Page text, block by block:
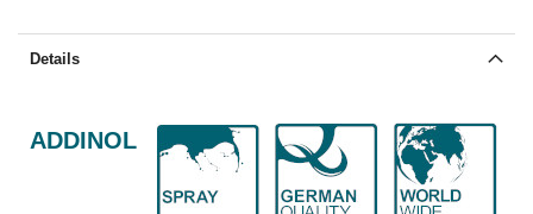
Details
ADDINOL